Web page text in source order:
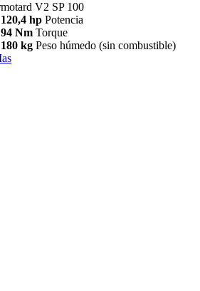
V2 SP 100
120,4 hp Potencia
94 Nm Torque
180 kg Peso húmedo (sin combustible)